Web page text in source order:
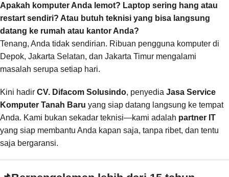
Apakah komputer Anda lemot? Laptop sering hang atau
restart sendiri? Atau butuh teknisi yang bisa langsung
datang ke rumah atau kantor Anda?
Tenang, Anda tidak sendirian. Ribuan pengguna komputer di
Depok, Jakarta Selatan, dan Jakarta Timur mengalami
masalah serupa setiap hari.
Kini hadir CV. Difacom Solusindo, penyedia Jasa Service
Komputer Tanah Baru yang siap datang langsung ke tempat
Anda. Kami bukan sekadar teknisi—kami adalah partner IT
yang siap membantu Anda kapan saja, tanpa ribet, dan tentu
saja bergaransi.